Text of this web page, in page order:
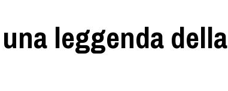
leggenda della